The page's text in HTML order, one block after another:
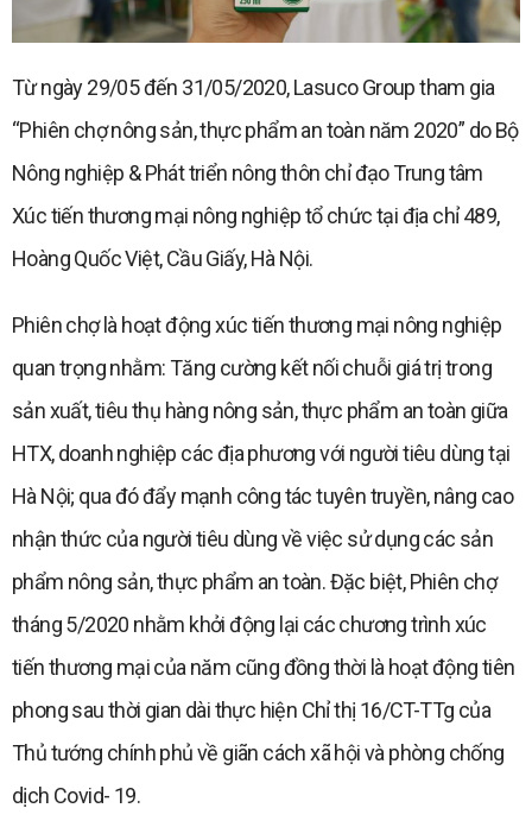
Từ ngày 29/05 đến 31/05/2020, Lasuco Group tham gia
“Phiên chợ nông sản, thực phẩm an toàn năm 2020” do Bộ
Nông nghiệp & Phát triển nông thôn chỉ đạo Trung tâm
Xúc tiến thương mại nông nghiệp tổ chức tại địa chỉ 489,
Hoàng Quốc Việt, Cầu Giấy, Hà Nội.
Phiên chợ là hoạt động xúc tiến thương mại nông nghiệp
quan trọng nhằm: Tăng cường kết nối chuỗi giá trị trong
sản xuất, tiêu thụ hàng nông sản, thực phẩm an toàn giữa
HTX, doanh nghiệp các địa phương với người tiêu dùng tại
Hà Nội; qua đó đẩy mạnh công tác tuyên truyền, nâng cao
nhận thức của người tiêu dùng về việc sử dụng các sản
phẩm nông sản, thực phẩm an toàn. Đặc biệt, Phiên chợ
tháng 5/2020 nhằm khởi động lại các chương trình xúc
tiến thương mại của năm cũng đồng thời là hoạt động tiên
phong sau thời gian dài thực hiện Chỉ thị 16/CT-TTg của
Thủ tướng chính phủ về giãn cách xã hội và phòng chống
dịch Covid- 19.